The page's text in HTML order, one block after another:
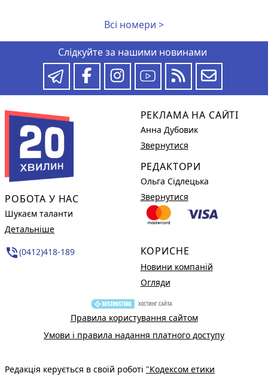
Всі номери >
Слідкуйте за нашими новинами
РОБОТА У НАС
Шукаєм таланти
Детальніше
phone_in_talk(0412)418-189
РЕКЛАМА НА САЙТІ
Анна Дубовик
Звернутися
РЕДАКТОРИ
Ольга Сідлецька
Звернутися
КОРИСНЕ
Новини компаній
Огляди
Правила користування сайтом
Умови і правила надання платного доступу
Редакція керується в своїй роботі "Кодексом етики